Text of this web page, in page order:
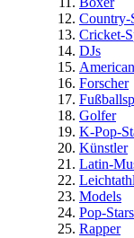
Country-
Cricket-
DJs
Forscher
Golfer
K-Pop-
Künstler
Latin-
Models
Pop-Stars
Rapper